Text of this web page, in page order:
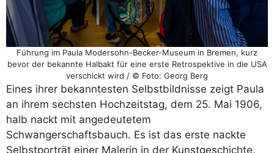
Führung im Paula Modersohn-Becker-Museum in Bremen, kurz
bevor der bekannte Halbakt für eine erste Retrospektive in die USA
verschickt wird / © Foto: Georg Berg
Eines ihrer bekanntesten Selbstbildnisse zeigt Paula
an ihrem sechsten Hochzeitstag, dem 25. Mai 1906,
halb nackt mit angedeutetem
Schwangerschaftsbauch. Es ist das erste nackte
Selbstporträt einer Malerin in der Kunstgeschichte.